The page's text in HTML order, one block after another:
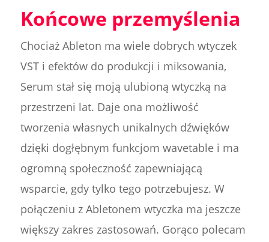
Końcowe przemyślenia
Chociaż Ableton ma wiele dobrych wtyczek
VST i efektów do produkcji i miksowania,
Serum stał się moją ulubioną wtyczką na
przestrzeni lat. Daje ona możliwość
tworzenia własnych unikalnych dźwięków
dzięki dogłębnym funkcjom wavetable i ma
ogromną społeczność zapewniającą
wsparcie, gdy tylko tego potrzebujesz. W
połączeniu z Abletonem wtyczka ma jeszcze
większy zakres zastosowań. Gorąco polecam